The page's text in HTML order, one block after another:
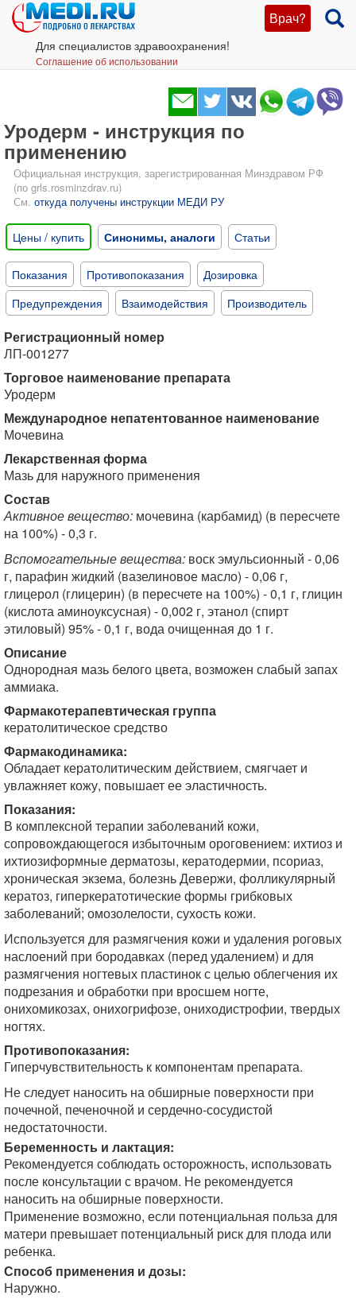
Врач?
Для специалистов здравоохранения!
Соглашение об использовании
Уродерм - инструкция по
применению
Официальная инструкция, зарегистрированная Минздравом РФ
(по grls.rosminzdrav.ru)
См. откуда получены инструкции МЕДИ РУ
Цены / купить Синонимы, аналоги Статьи
Показания Противопоказания
Дозировка
Предупреждения
Взаимодействия Производитель
Регистрационный номер
ЛП-001277
Торговое наименование препарата
Уродерм
Международное непатентованное наименование
Мочевина
Лекарственная форма
Мазь для наружного применения
Состав
Активное вещество: мочевина (карбамид) (в пересчете
на 100%) - 0,3 г.
Вспомогательные вещества: воск эмульсионный - 0,06
г, парафин жидкий (вазелиновое масло) - 0,06 г,
глицерол (глицерин) (в пересчете на 100%) - 0,1 г, глицин
(кислота аминоуксусная) - 0,002 г, этанол (спирт
этиловый) 95% - 0,1 г, вода очищенная до 1 г.
Описание
Однородная мазь белого цвета, возможен слабый запах
аммиака.
Фармакотерапевтическая группа
кератолитическое средство
Фармакодинамика:
Обладает кератолитическим действием, смягчает и
увлажняет кожу, повышает ее эластичность.
Показания:
В комплексной терапии заболеваний кожи,
сопровождающегося избыточным ороговением: ихтиоз и
ихтиозиформные дерматозы, кератодермии, псориаз,
хроническая экзема, болезнь Девержи, фолликулярный
кератоз, гиперкератотические формы грибковых
заболеваний; омозолелости, сухость кожи.
Используется для размягчения кожи и удаления роговых
наслоений при бородавках (перед удалением) и для
размягчения ногтевых пластинок с целью облегчения их
подрезания и обработки при вросшем ногте,
онихомикозах, онихогрифозе, ониходистрофии, твердых
ногтях.
Противопоказания:
Гиперчувствительность к компонентам препарата.
Не следует наносить на обширные поверхности при
почечной, печеночной и сердечно-сосудистой
недостаточности.
Беременность и лактация:
Рекомендуется соблюдать осторожность, использовать
после консультации с врачом. Не рекомендуется
наносить на обширные поверхности.
Применение возможно, если потенциальная польза для
матери превышает потенциальный риск для плода или
ребенка.
Способ применения и дозы:
Наружно.